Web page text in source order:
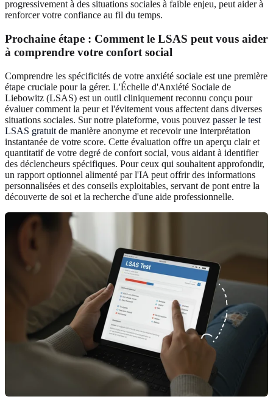
progressivement à des situations sociales à faible enjeu, peut aider à
renforcer votre confiance au fil du temps.
Prochaine étape : Comment le LSAS peut vous aider
à comprendre votre confort social
Comprendre les spécificités de votre anxiété sociale est une première
étape cruciale pour la gérer. L'Échelle d'Anxiété Sociale de
Liebowitz (LSAS) est un outil cliniquement reconnu conçu pour
évaluer comment la peur et l'évitement vous affectent dans diverses
situations sociales. Sur notre plateforme, vous pouvez passer le test
LSAS gratuit de manière anonyme et recevoir une interprétation
instantanée de votre score. Cette évaluation offre un aperçu clair et
quantitatif de votre degré de confort social, vous aidant à identifier
des déclencheurs spécifiques. Pour ceux qui souhaitent approfondir,
un rapport optionnel alimenté par l'IA peut offrir des informations
personnalisées et des conseils exploitables, servant de pont entre la
découverte de soi et la recherche d'une aide professionnelle.